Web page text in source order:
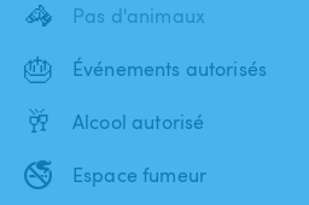
🦓 Pas d'animaux
🎂 Événements autorisés
🥂 Alcool autorisé
🚭 Espace fumeur